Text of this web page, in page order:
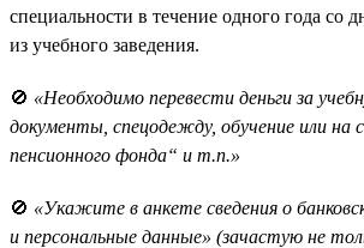
специальности в течение одного года со
из учебного заведения.
🚫 «Необходимо перевести деньги за
документы, спецодежду, обучение или на
пенсионного фонда“ и т.п.»
🚫 «Укажите в анкете сведения о
и персональные данные» (зачастую не